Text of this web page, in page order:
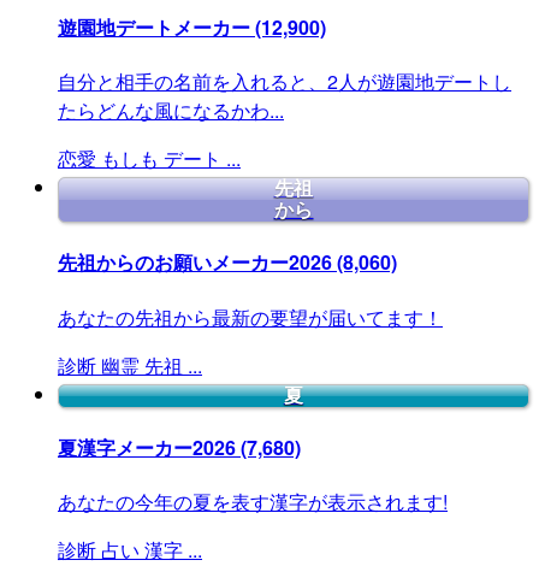
遊園地デートメーカー(12,900)
自分と相手の名前を入れると、2人が遊園地デートし
たらどんな風になるかわ...
恋愛 もしも デート ...
先祖
から
先祖からのお願いメーカー2026(8,060)
あなたの先祖から最新の要望が届いてます！
診断 幽霊 先祖 ...
夏
夏漢字メーカー2026(7,680)
あなたの今年の夏を表す漢字が表示されます!
診断 占い 漢字 ...